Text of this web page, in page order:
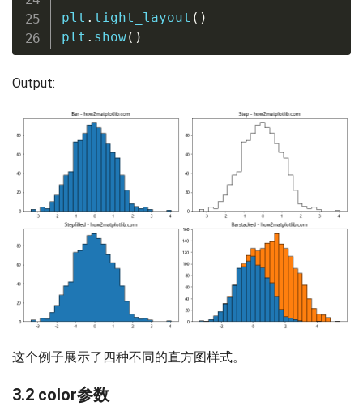
plt . tight_layout ( )
plt . show( )
Output:
这个例子展示了四种不同的直方图样式。
3.2 color参数